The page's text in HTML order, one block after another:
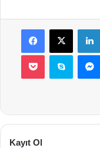
Facebook
X
Pocket Skype
Kayıt Ol